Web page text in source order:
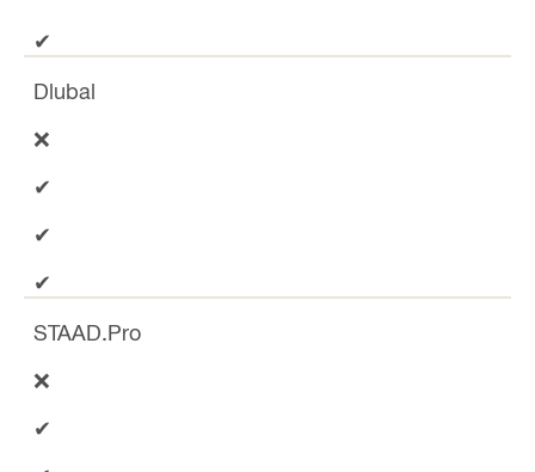
✔
Dlubal
❌
✔
✔
✔
STAAD.Pro
❌
✔